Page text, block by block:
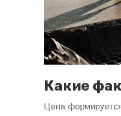
Какие
Цена